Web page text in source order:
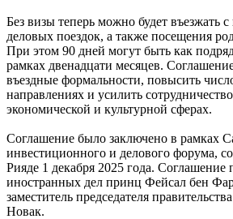
Без визы теперь можно будет въезжать
деловых поездок, а также посещения
При этом 90 дней могут быть как
рамках двенадцати месяцев.
въездные формальности, повысить
направлениях и усилить
экономической и культурной сферах.
Соглашение было заключено в рамках
инвестиционного и делового форума,
Рияде 1 декабря 2025 года.
иностранных дел принц Фейсал бен
заместитель председателя
Новак.